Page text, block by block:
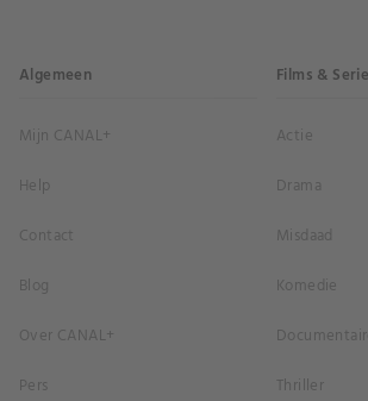
Algemeen
Mijn CANAL+
Help
Contact
Blog
Over CANAL+
Pers
Films &
Actie
Drama
Misdaad
Komedie
Thriller